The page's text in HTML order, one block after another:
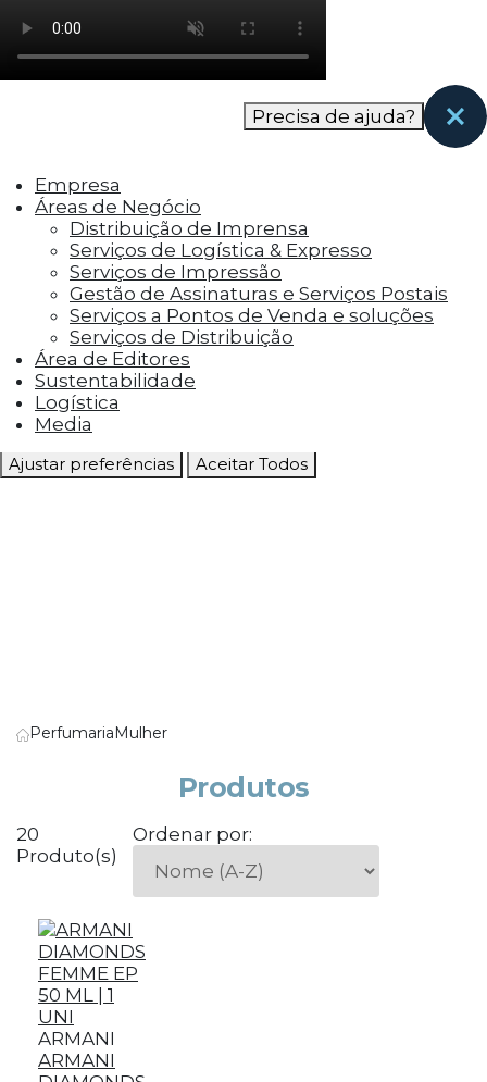
como os visitantes interagem com o site. Esses
cookies ajudam a fornecer informações sobre
as métricas do número de visitantes, taxa de
rejeição, origem do tráfego, etc.
funcionalidades, como compartilhar o
conteúdo do site em plataformas de social
media, coletar feedbacks e outros recursos de
terceiros.
Cookies Marketing
Os cookies de marketing são usados para
entregar aos visitantes anúncios
personalizados com base nas páginas que eles
visitaram antes e analisar a eficácia da
campanha publicitária.
Ajustar preferências Aceitar Todos
Precisa de ajuda?
Empresa
Áreas de Negócio
Distribuição de Imprensa
Serviços de Logística & Expresso
Serviços de Impressão
Gestão de Assinaturas e Serviços Postais
Serviços a Pontos de Venda e soluções
Serviços de Distribuição
Área de Editores
Sustentabilidade
Logística
Media
PerfumariaMulher
Produtos
20
Produto(s)
Ordenar por:
ARMANI
ARMANI